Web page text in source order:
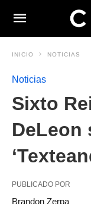
INICIO NOTICIAS
Noticias
Sixto
DeLeon
PUBLICADO POR
Brandon Zerpa